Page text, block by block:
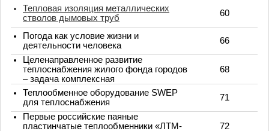
Тепловая изоляция металлических
стволов дымовых труб
60
Погода как условие жизни и
деятельности человека
66
Целенаправленное развитие
теплоснабжения жилого фонда городов
– задача комплексная
68
Теплообменное оборудование SWEP
для теплоснабжения
71
Первые российские паяные
пластинчатые теплообменники «ЛТМ-
72